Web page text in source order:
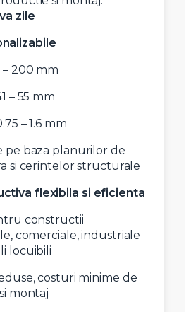
zile
– 200 mm
– 55 mm
– 1.6 mm
pe baza planurilor de
si cerintelor structurale
flexibila si eficienta
constructii
comerciale, industriale
locuibili
costuri minime de
montaj